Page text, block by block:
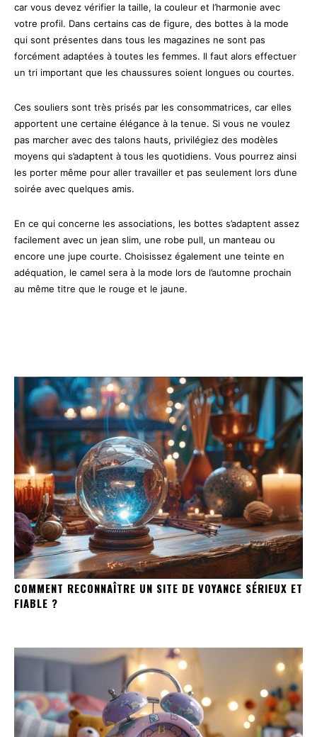
car vous devez vérifier la taille, la couleur et l’harmonie avec
votre profil. Dans certains cas de figure, des bottes à la mode
qui sont présentes dans tous les magazines ne sont pas
forcément adaptées à toutes les femmes. Il faut alors effectuer
un tri important que les chaussures soient longues ou courtes.
Ces souliers sont très prisés par les consommatrices, car elles
apportent une certaine élégance à la tenue. Si vous ne voulez
pas marcher avec des talons hauts, privilégiez des modèles
moyens qui s’adaptent à tous les quotidiens. Vous pourrez ainsi
les porter même pour aller travailler et pas seulement lors d’une
soirée avec quelques amis.
En ce qui concerne les associations, les bottes s’adaptent assez
facilement avec un jean slim, une robe pull, un manteau ou
encore une jupe courte. Choisissez également une teinte en
adéquation, le camel sera à la mode lors de l’automne prochain
au même titre que le rouge et le jaune.
COMMENT RECONNAÎTRE UN SITE DE VOYANCE SÉRIEUX ET
FIABLE ?